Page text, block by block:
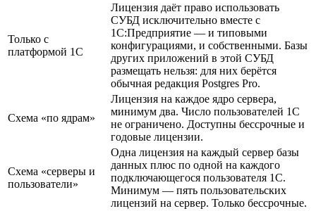
Только с
платформой 1С
Лицензия даёт право использовать
СУБД исключительно вместе с
1С:Предприятие — и типовыми
конфигурациями, и собственными. Базы
других приложений в этой СУБД
размещать нельзя: для них берётся
обычная редакция Postgres Pro.
Схема «по ядрам»
Лицензия на каждое ядро сервера,
минимум два. Число пользователей 1С
не ограничено. Доступны бессрочные и
годовые лицензии.
Схема «серверы и
пользователи»
Одна лицензия на каждый сервер базы
данных плюс по одной на каждого
подключающегося пользователя 1С.
Минимум — пять пользовательских
лицензий на сервер. Только бессрочные.